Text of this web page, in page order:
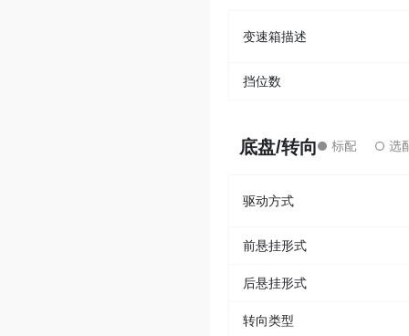
变速箱描述
挡位数
底盘/转向
驱动方式
前悬挂形式
后悬挂形式
转向类型